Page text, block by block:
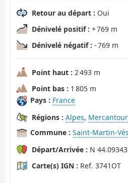
Retour au départ : Oui
Dénivelé positif : + 769 m
Dénivelé négatif : - 769 m
Point haut : 2 493 m
Point bas : 1 805 m
Pays : France
Régions : Alpes, Mercantour
Commune : Saint-Martin-
Départ/Arrivée : N
Carte(s) IGN : Ref. 3741OT